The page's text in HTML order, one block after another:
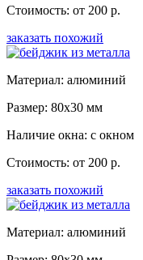
Стоимость: от 200 р.
заказать похожий
Материал: алюминий
Размер: 80x30 мм
Наличие окна: с окном
Стоимость: от 200 р.
заказать похожий
Материал: алюминий